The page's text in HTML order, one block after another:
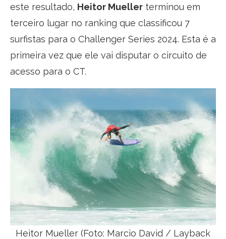
este resultado, Heitor Mueller terminou em
terceiro lugar no ranking que classificou 7
surfistas para o Challenger Series 2024. Esta é a
primeira vez que ele vai disputar o circuito de
acesso para o CT.
Heitor Mueller (Foto: Marcio David / Layback